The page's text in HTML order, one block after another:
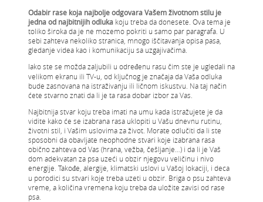
Odabir rase koja najbolje odgovara Vašem životnom stilu je
jedna od najbitnijih odluka koju treba da donesete. Ova tema je
toliko široka da je ne mozemo pokriti u samo par paragrafa. U
sebi zahteva nekoliko stranica, mnogo iščitavanja opisa pasa,
gledanje videa kao i komunikaciju sa uzgajivačima.
Iako ste se možda zaljubili u određenu rasu čim ste je ugledali na
velikom ekranu ili TV-u, od ključnog je značaja da Vaša odluka
bude zasnovana na istraživanju ili ličnom iskustvu. Na taj način
ćete stvarno znati da li je ta rasa dobar izbor za Vas.
Najbitnija stvar koju treba imati na umu kada istražujete je da
vidite kako će se izabrana rasa uklopiti u Vašu dnevnu rutinu,
životni stil, i Vašim uslovima za život. Morate odlučiti da li ste
sposobni da obavljate neophodne stvari koje izabrana rasa
obično zahteva od Vas (hrana, vežba, češljanje…) i da li je Vaš
dom adekvatan za psa uzeći u obzir njegovu veličinu i nivo
energije. Takođe, alergije, klimatski uslovi u Vašoj lokaciji, i deca
u porodici su stvari koje treba uzeti u obzir. Briga o psu zahteva
vreme, a količina vremena koju treba da uložite zavisi od rase
psa.